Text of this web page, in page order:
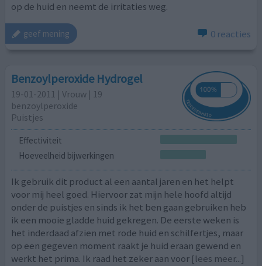
op de huid en neemt de irritaties weg.
geef mening 0 reacties
Benzoylperoxide Hydrogel
19-01-2011 | Vrouw | 19
benzoylperoxide
Puistjes
Effectiviteit
Hoeveelheid bijwerkingen
Ik gebruik dit product al een aantal jaren en het helpt
voor mij heel goed. Hiervoor zat mijn hele hoofd altijd
onder de puistjes en sinds ik het ben gaan gebruiken heb
ik een mooie gladde huid gekregen. De eerste weken is
het inderdaad afzien met rode huid en schilfertjes, maar
op een gegeven moment raakt je huid eraan gewend en
werkt het prima. Ik raad het zeker aan voor [lees meer...]